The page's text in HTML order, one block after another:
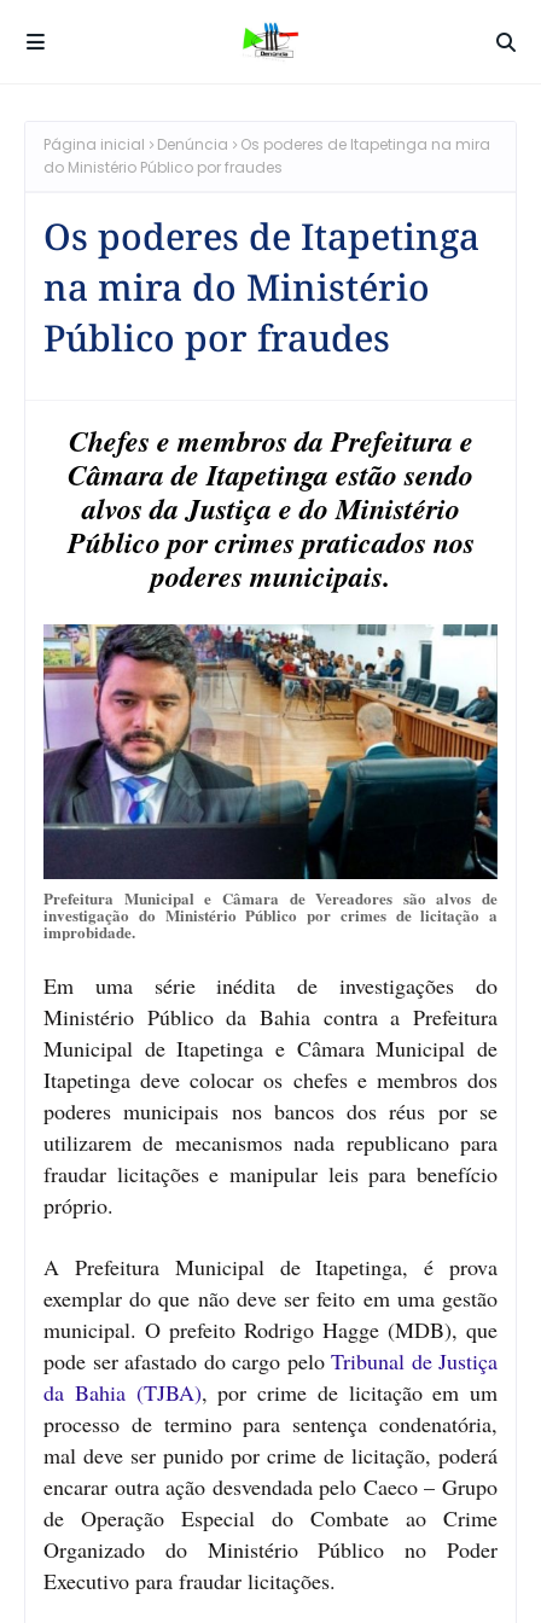
Página inicial Denúncia
Os poderes de Itapetinga na mira
do Ministério Público por fraudes
Os poderes de Itapetinga
na mira do Ministério
Público por fraudes
Chefes e membros da Prefeitura e
Câmara de Itapetinga estão sendo
alvos da Justiça e do Ministério
Público por crimes praticados nos
poderes municipais.
Prefeitura Municipal e Câmara de Vereadores são alvos de
investigação do Ministério Público por crimes de licitação a
improbidade.
Em uma série inédita de investigações do
Ministério Público da Bahia contra a Prefeitura
Municipal de Itapetinga e Câmara Municipal de
Itapetinga deve colocar os chefes e membros dos
poderes municipais nos bancos dos réus por se
utilizarem de mecanismos nada republicano para
fraudar licitações e manipular leis para benefício
próprio.
A Prefeitura Municipal de Itapetinga, é prova
exemplar do que não deve ser feito em uma gestão
municipal. O prefeito Rodrigo Hagge (MDB), que
pode ser afastado do cargo pelo Tribunal de Justiça
da Bahia (TJBA), por crime de licitação em um
processo de termino para sentença condenatória,
mal deve ser punido por crime de licitação, poderá
encarar outra ação desvendada pelo Caeco – Grupo
de Operação Especial do Combate ao Crime
Organizado do Ministério Público no Poder
Executivo para fraudar licitações.